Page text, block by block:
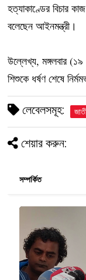
হত্যাকাণ্ডের বিচার
বলেছেন আইনমন্ত্রী।
উল্লেখ্য, মঙ্গলবার
শিশুকে ধর্ষণ শেষে
লেবেলসমূহ:
শেয়ার করুন:
সম্পর্কিত